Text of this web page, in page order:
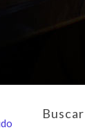
Buscar